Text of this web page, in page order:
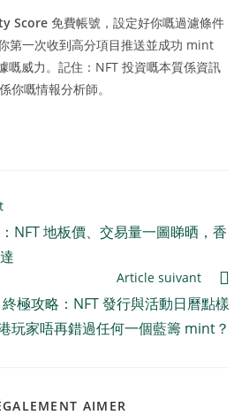
Score 免費帳號，設定好你嘅過濾條件
第一次收到高分項目推送並成功 mint
嘅威力。記住：NFT 投資嘅本質係資訊
你嘅情報分析師。
NFT 地板價、交易量一圖睇晒，香
Article suivant
極攻略：NFT 發行與活動日曆點樣
玩家唔再錯過任何一個藍籌 mint？
AIMER